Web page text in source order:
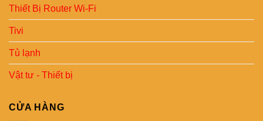
Thiết Bị Router Wi-Fi
Tivi
Tủ lạnh
Vật tư - Thiết bị
CỬA HÀNG